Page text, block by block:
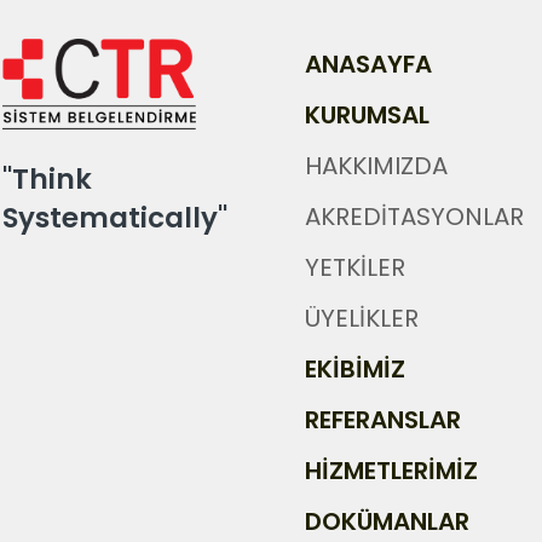
"Think
Systematically"
ANASAYFA
KURUMSAL
HAKKIMIZDA
AKREDİTASYONLAR
YETKİLER
ÜYELİKLER
EKİBİMİZ
REFERANSLAR
HİZMETLERİMİZ
DOKÜMANLAR